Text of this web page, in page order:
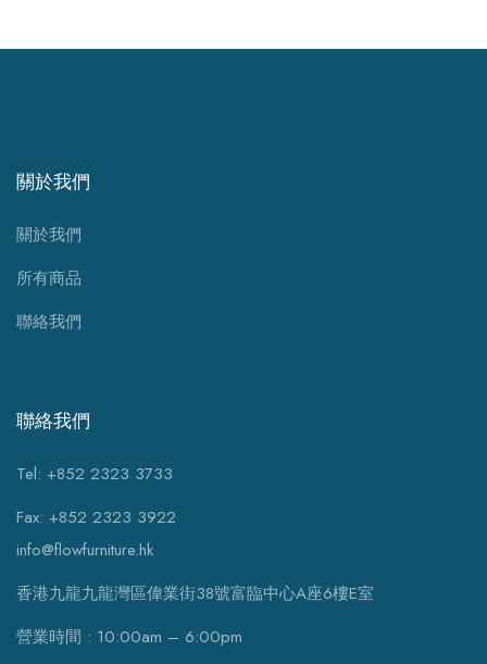
關於我們
關於我們
所有商品
聯絡我們
聯絡我們
Tel: +852 2323 3733
Fax: +852 2323 3922
info@flowfurniture.hk
香港九龍九龍灣區偉業街38號富臨中心A座6樓E室
營業時間 : 10:00am – 6:00pm